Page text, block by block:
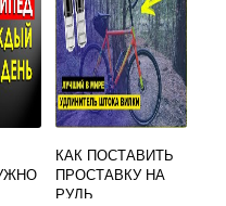
КАК ПОСТАВИТЬ
ПРОСТАВКУ НА
РУЛЬ